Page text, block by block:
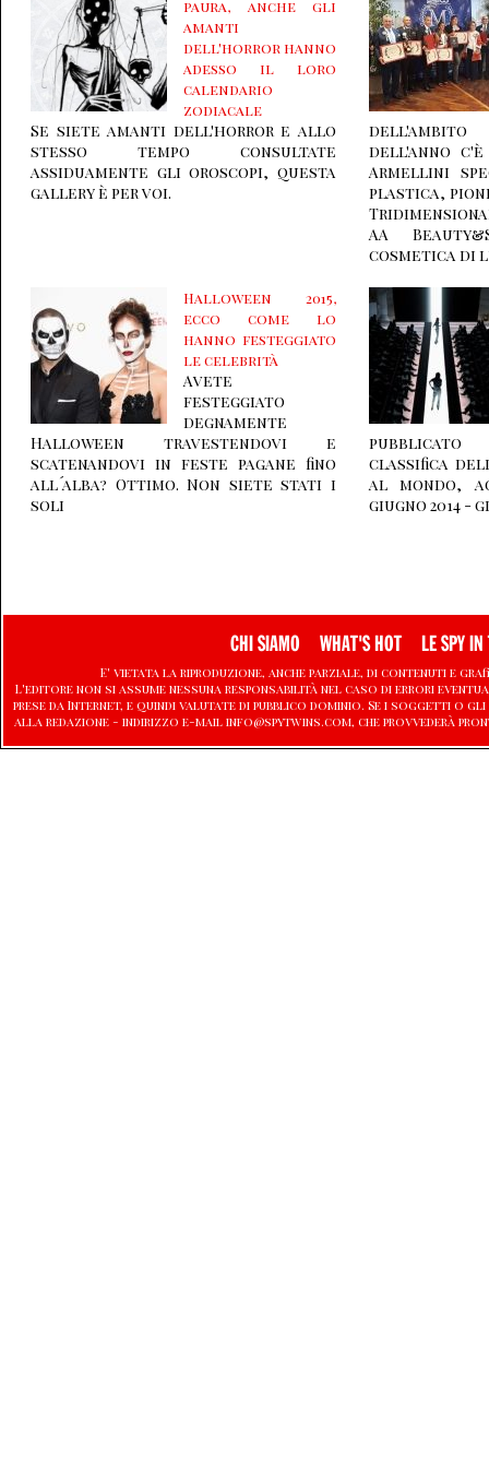
paura, anche gli
amanti
dell'horror hanno
adesso il loro
calendario
zodiacale
Se siete amanti dell'horror e allo
stesso tempo consultate
assiduamente gli oroscopi, questa
gallery è per voi.
dell'ambito
dell'anno
Armellini
plastica,
AA
cosmetica di
Halloween 2015,
ecco come lo
hanno festeggiato
le celebrità
Avete
festeggiato
degnamente
Halloween travestendovi e
scatenandovi in feste pagane fino
all´alba? Ottimo. Non siete stati i
soli
classifica
al mondo,
giugno 2014 -
CHI SIAMO WHAT'S HOT LE SPY IN
E' vietata la riproduzione, anche parziale, di contenuti e
L'editore non si assume nessuna responsabilità nel caso di errori
prese da Internet, e quindi valutate di pubblico dominio. Se i soggetti
alla redazione - indirizzo e-mail info@spytwins.com, che provvederà